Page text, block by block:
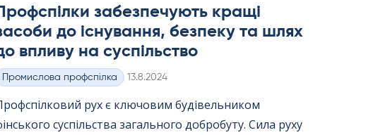
забезпечують кращі
до існування, безпеку та шлях
впливу на суспільство
Промислова профспілка Kirjoitettu
13.8.2024
рух є ключовим будівельником
суспільства загального добробуту. Сила руху